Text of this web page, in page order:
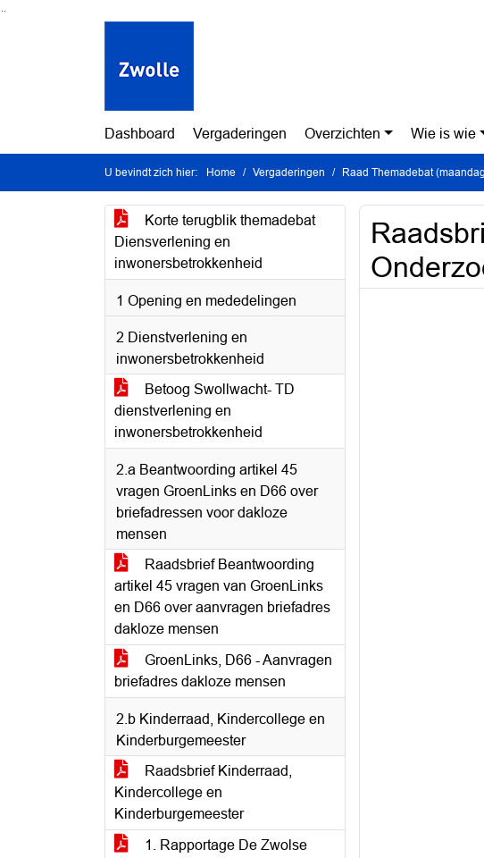
Ga naar de inhoud van deze pagina
Ga naar het zoeken
Ga naar het menu
Dashboard Vergaderingen Overzichten Wie is wie
U bevindt zich hier: Home Vergaderingen Raad Themadebat
Korte terugblik themadebat
Diensverlening en
inwonersbetrokkenheid
1 Opening en mededelingen
2 Dienstverlening en
inwonersbetrokkenheid
Betoog Swollwacht- TD
dienstverlening en
inwonersbetrokkenheid
2.a Beantwoording artikel 45
vragen GroenLinks en D66 over
briefadressen voor dakloze
mensen
Raadsbrief Beantwoording
artikel 45 vragen van GroenLinks
en D66 over aanvragen briefadres
dakloze mensen
GroenLinks, D66 - Aanvragen
briefadres dakloze mensen
2.b Kinderraad, Kindercollege en
Kinderburgemeester
Raadsbrief Kinderraad,
Kindercollege en
Kinderburgemeester
1. Rapportage De Zwolse